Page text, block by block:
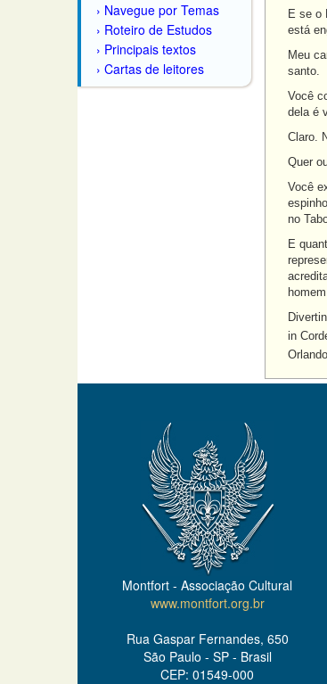
Navegue por Temas
Roteiro de Estudos
Principais textos
Cartas de leitores
E se o
está
Meu
santo.
Você
dela é
Claro.
Quer
Você
no
E
in
Montfort - Associação Cultural
www.montfort.org.br
Rua Gaspar Fernandes, 650
São Paulo - SP - Brasil
CEP: 01549-000